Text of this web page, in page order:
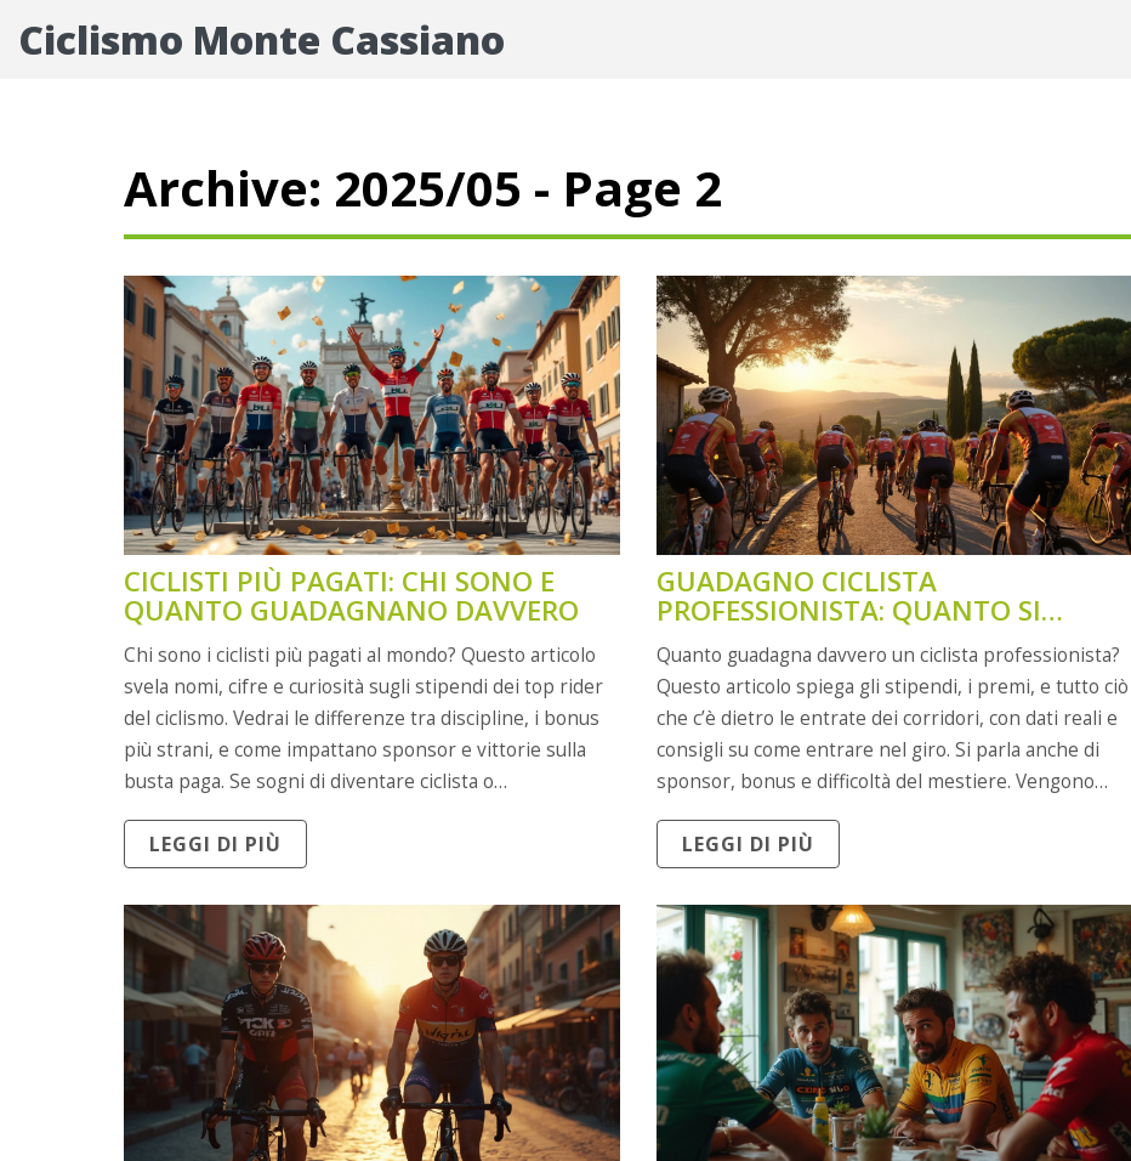
Ciclismo Monte Cassiano
Archive: 2025/05 - Page 2
CICLISTI PIÙ PAGATI: CHI SONO E
QUANTO GUADAGNANO DAVVERO
Chi sono i ciclisti più pagati al mondo? Questo articolo
svela nomi, cifre e curiosità sugli stipendi dei top rider
del ciclismo. Vedrai le differenze tra discipline, i bonus
più strani, e come impattano sponsor e vittorie sulla
busta paga. Se sogni di diventare ciclista o
retroscena mai raccontati. Occhio anche ai consigli per
chi vuole fare strada, anche senza diventare una
superstar.
LEGGI DI PIÙ
GUADAGNO CICLISTA
PROFESSIONISTA: QUANTO SI
GUADAGNA DAVVERO SU DUE RUOTE
Quanto guadagna davvero un ciclista professionista?
Questo articolo spiega gli stipendi, i premi, e tutto ciò
che c’è dietro le entrate dei corridori, con dati reali e
consigli su come entrare nel giro. Si parla anche di
sponsor, bonus e difficoltà del mestiere. Vengono
mancano dritte concrete per chi sogna di pedalare tra i
grandi.
LEGGI DI PIÙ